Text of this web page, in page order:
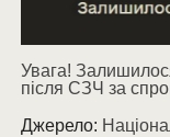
Увага!
після СЗЧ за
Джерело: